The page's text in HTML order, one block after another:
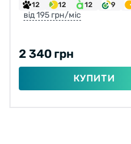
12 12 12 9
від 195 грн/міс
2 340 грн
КУПИТИ